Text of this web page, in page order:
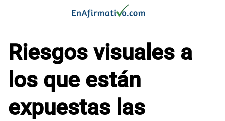
Riesgos visuales a
los que están
expuestas las